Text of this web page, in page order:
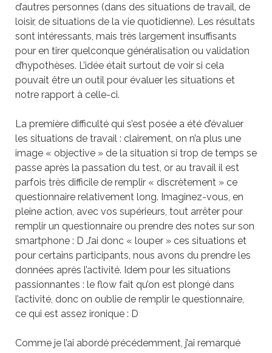
d’autres personnes (dans des situations de travail, de
loisir, de situations de la vie quotidienne). Les résultats
sont intéressants, mais très largement insuffisants
pour en tirer quelconque généralisation ou validation
d’hypothèses. L’idée était surtout de voir si cela
pouvait être un outil pour évaluer les situations et
notre rapport à celle-ci.
La première difficulté qui s’est posée a été d’évaluer
les situations de travail : clairement, on n’a plus une
image « objective » de la situation si trop de temps se
passe après la passation du test, or au travail il est
parfois très difficile de remplir « discrètement » ce
questionnaire relativement long. Imaginez-vous, en
pleine action, avec vos supérieurs, tout arrêter pour
remplir un questionnaire ou prendre des notes sur son
smartphone : D J’ai donc « louper » ces situations et
pour certains participants, nous avons du prendre les
données après l’activité. Idem pour les situations
passionnantes : le flow fait qu’on est plongé dans
l’activité, donc on oublie de remplir le questionnaire,
ce qui est assez ironique : D
Comme je l’ai abordé précédemment, j’ai remarqué